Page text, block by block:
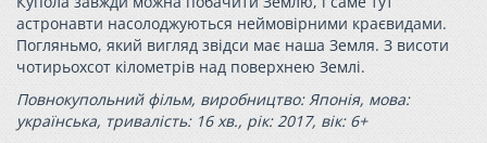
астронавти насолоджуються неймовірними краєвидами.
Погляньмо, який вигляд звідси має наша Земля. З висоти
чотирьохсот кілометрів над поверхнею Землі.
Повнокупольний фільм, виробництво: Японія, мова:
українська, тривалість: 16 хв., рік: 2017, вік: 6+